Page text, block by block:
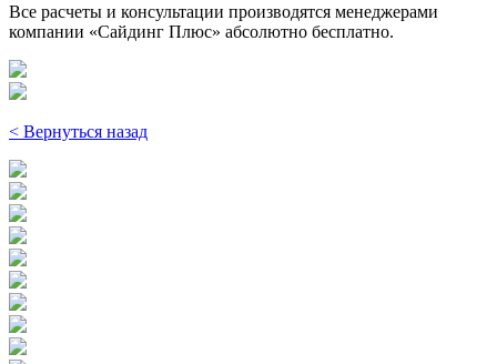
Все расчеты и консультации производятся менеджерами
компании «Сайдинг Плюс» абсолютно бесплатно.
< Вернуться назад